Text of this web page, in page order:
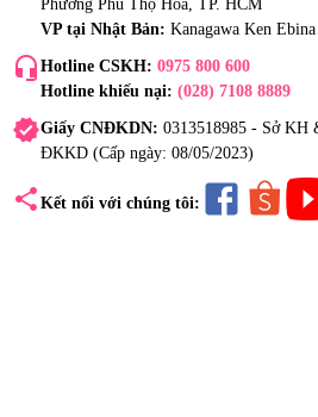
Phường Phú Thọ Hòa, TP. HCM
VP tại Nhật Bản: Kanagawa Ken
headset_mic Hotline CSKH: 0975 800 600
Hotline khiếu nại: (028) 7108 8889
verifiedGiấy CNĐKDN: 0313518985 - Sở
ĐKKD (Cấp ngày: 08/05/2023)
share Kết nối với chúng tôi: